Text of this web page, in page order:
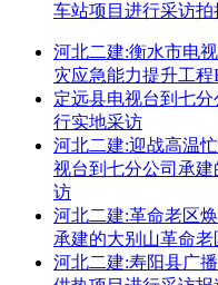
车站项目进行采访拍
河北二建:衡水市电
灾应急能力提升工
定远县电视台到七
行实地采访
河北二建:迎战高温
视台到七分公司承
访
河北二建:革命老区
承建的大别山革命
河北二建:寿阳县广